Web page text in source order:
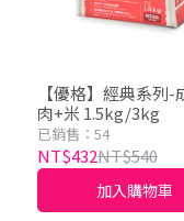
【優格】經典系列-
肉+米 1.5kg/3kg
已銷售：54
NT$432NT$540
加入購物車